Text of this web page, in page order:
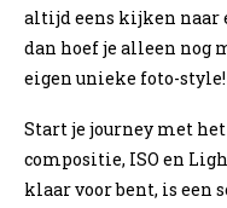
altijd eens kijken naar
dan hoef je alleen nog
eigen unieke foto-style!
Start je journey met
compositie, ISO en
klaar voor bent, is een